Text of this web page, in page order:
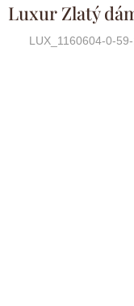
Luxur Zlatý
LUX_1160604-0-59-